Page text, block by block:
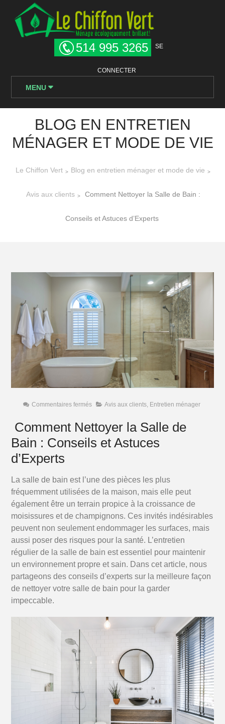
514 995 3265 SE
CONNECTER
MENU
BLOG EN ENTRETIEN
MÉNAGER ET MODE DE VIE
Le Chiffon Vert > Blog en entretien ménager et mode de vie >
Avis aux clients > Comment Nettoyer la Salle de Bain :
Conseils et Astuces d’Experts
Commentaires ferméssur
la
Salle
de
Bain
d’Experts
Avis aux clients, Entretien ménager
Comment Nettoyer la Salle de
Bain : Conseils et Astuces
d’Experts
La salle de bain est l’une des pièces les plus
fréquemment utilisées de la maison, mais elle peut
également être un terrain propice à la croissance de
moisissures et de champignons. Ces invités indésirables
peuvent non seulement endommager les surfaces, mais
aussi poser des risques pour la santé. L’entretien
régulier de la salle de bain est essentiel pour maintenir
un environnement propre et sain. Dans cet article, nous
partageons des conseils d’experts sur la meilleure façon
de nettoyer votre salle de bain pour la garder
impeccable.